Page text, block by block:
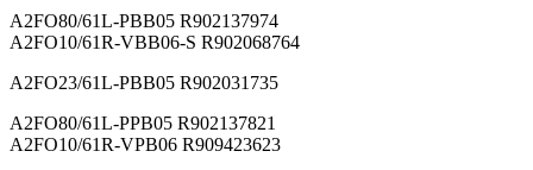
A2FO80/61L-PBB05 R902137974
A2FO10/61R-VBB06-S R902068764
A2FO23/61L-PBB05 R902031735
A2FO80/61L-PPB05 R902137821
A2FO10/61R-VPB06 R909423623